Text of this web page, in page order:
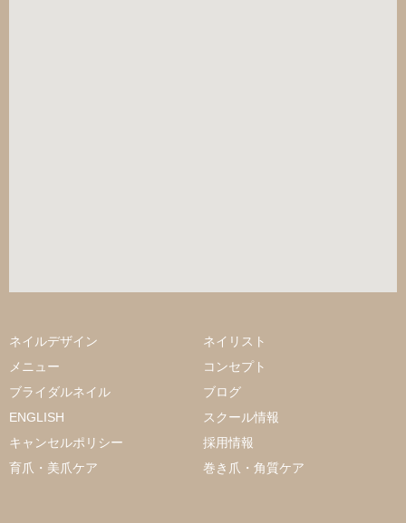
ネイルデザイン
ネイリスト
メニュー
コンセプト
ブライダルネイル
ブログ
ENGLISH
スクール情報
キャンセルポリシー
採用情報
育爪・美爪ケア
巻き爪・角質ケア